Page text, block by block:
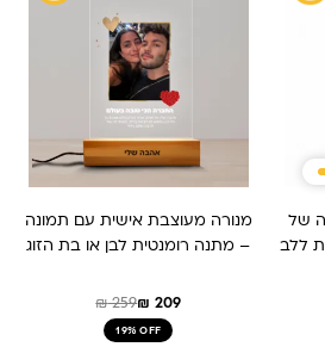
של
ללב
מנורה מעוצבת אישית עם תמונה
– מתנה רומנטית לבן או בת הזוג
₪259₪ 209
19% OFF